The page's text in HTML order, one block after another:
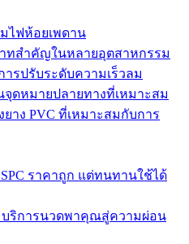
ไฟห้อยเพดาน
ทสำคัญในหลายอุตสาหกรรม
ารปรับระดับความเร็วลม
จุดหมายปลายทางที่เหมาะสม
ยาง PVC ที่เหมาะสมกับการ
ราคาถูก แต่ทนทานใช้ได้
บริการนวดพาคุณสู่ความผ่อน